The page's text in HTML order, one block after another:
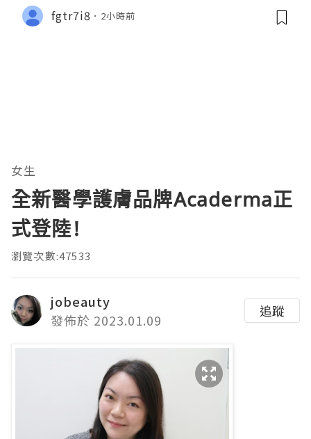
fgtr7i8 2小時前
女生
全新醫學護膚品牌Acaderma正
式登陸!
瀏覽次數:47533
jobeauty
發佈於 2023.01.09
追蹤